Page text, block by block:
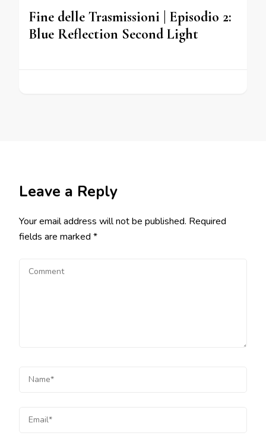
Fine delle Trasmissioni | Episodio 2:
Blue Reflection Second Light
Leave a Reply
Your email address will not be published. Required
fields are marked *